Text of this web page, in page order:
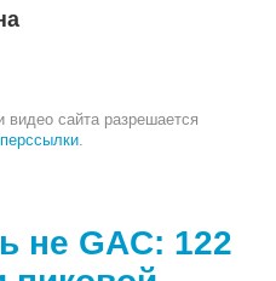
видео сайта разрешается
.
не GAC: 122